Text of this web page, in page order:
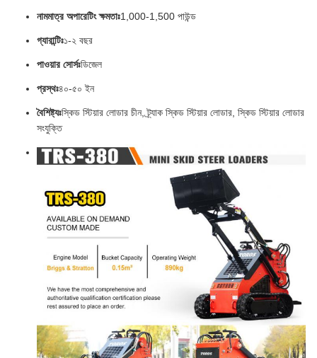
নামমাত্র অপারেটিং ক্ষমতাঃ1,000-1,500 পাউন্ড
গ্যারান্টিঃ১-২ বছর
পাওয়ার সোর্সঃডিজেল
প্রস্থঃ৪০-৫০ ইন
বৈশিষ্ট্যঃস্কিড স্টিয়ার লোডার চীন, ট্র্যাক স্কিড স্টিয়ার লোডার, স্কিড স্টিয়ার লোডার
সংযুক্তি